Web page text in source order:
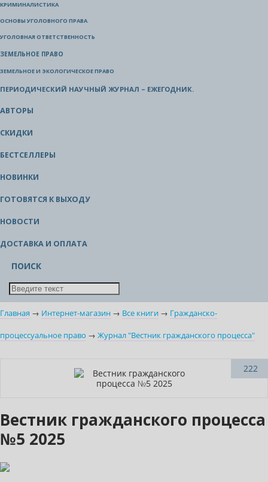
КРИМИНАЛИСТИКА
ОСНОВЫ УГОЛОВНОГО ПРАВА
УГОЛОВНАЯ ОТВЕТСТВЕННОСТЬ
ЗЕМЕЛЬНОЕ ПРАВО
ЗЕМЕЛЬНОЕ И ЭКОЛОГИЧЕСКОЕ ПРАВО
ПЕРИОДИЧЕСКИЙ НАУЧНЫЙ ЖУРНАЛ – ЕЖЕГОДНИК.
АВТОРЫ
СКИДКИ
БЕСТСЕЛЛЕРЫ
НОВИНКИ
ГОТОВЯТСЯ К ВЫХОДУ
НОВОСТИ
ДОСТАВКА И ОПЛАТА
ПОИСК
Главная → Интернет-магазин → Все книги → Гражданско-
процессуальное право → Журнал "Вестник гражданского процесса"
222
Вестник гражданского процесса
№5 2025